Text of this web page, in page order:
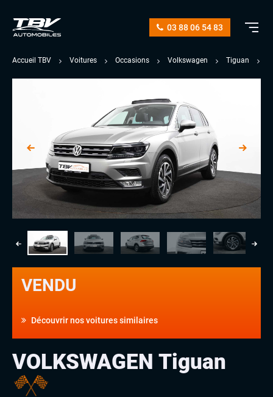
03 88 06 54 83
Accueil TBV Voitures Occasions Volkswagen Tiguan
VENDU
Découvrir nos voitures similaires
VOLKSWAGEN Tiguan